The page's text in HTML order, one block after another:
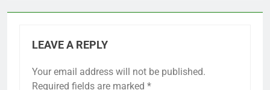
LEAVE A REPLY
Your email address will not be published.
Required fields are marked *